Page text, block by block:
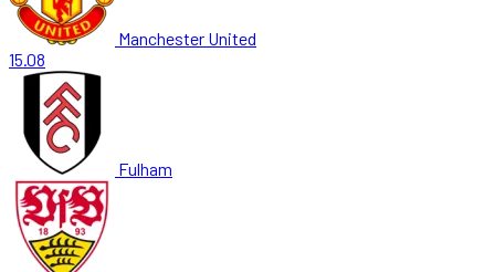
Manchester United
15.08
Fulham